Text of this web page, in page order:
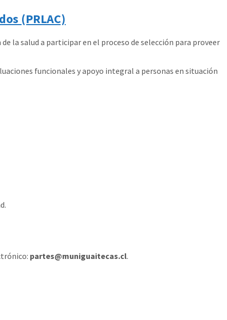
(PRLAC)
la salud a participar en el proceso de selección para proveer
funcionales y apoyo integral a personas en situación
partes@muniguaitecas.cl.